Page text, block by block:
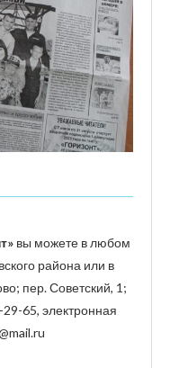
вы можете в любом
района или в
пер. Советский, 1;
65, электронная